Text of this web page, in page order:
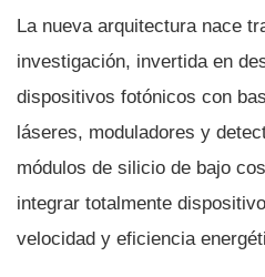
La nueva arquitectura nace
investigación, invertida en
dispositivos fotónicos con
láseres, moduladores y
módulos de silicio de bajo
integrar totalmente
velocidad y eficiencia